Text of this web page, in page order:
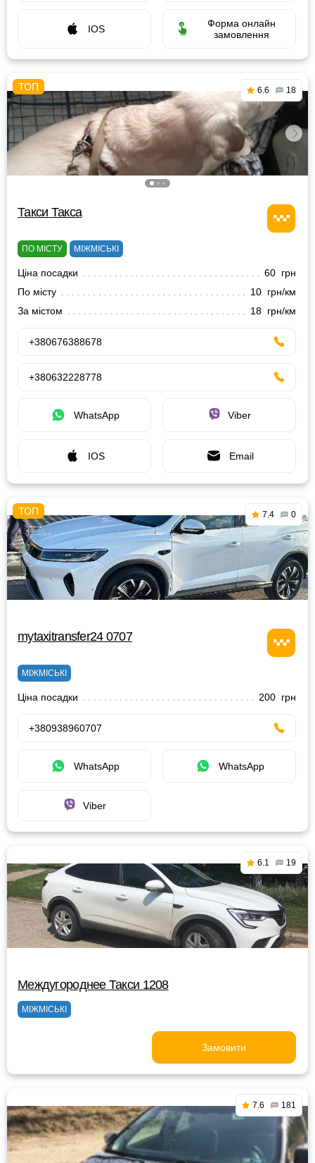
IOS
Форма онлайн
замовлення
6.6 18
Такси Такса
ПО МІСТУ МІЖМІСЬКІ
Ціна посадки
60 грн
По місту
10 грн/км
За містом
18 грн/км
+380676388678
+380632228778
WhatsApp Viber
IOS Email
7.4 0
mytaxitransfer24 0707
МІЖМІСЬКІ
Ціна посадки 200 грн
+380938960707
WhatsApp WhatsApp
Viber
6.1 19
Междугороднее Такси 1208
МІЖМІСЬКІ
Замовити
7.6 181